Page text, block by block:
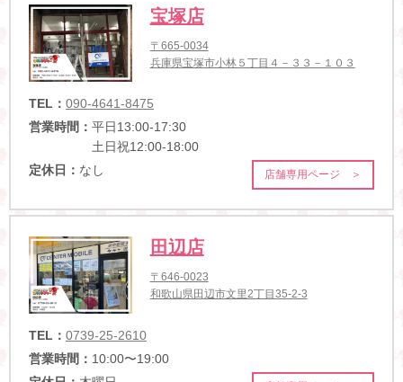
宝塚店
〒665-0034
兵庫県宝塚市小林５丁目４－３３－１０３
TEL： 090-4641-8475
営業時間： 平日13:00-17:30
土日祝12:00-18:00
定休日： なし 店舗専用ページ ＞
田辺店
〒646-0023
和歌山県田辺市文里2丁目35-2-3
TEL： 0739-25-2610
営業時間： 10:00〜19:00